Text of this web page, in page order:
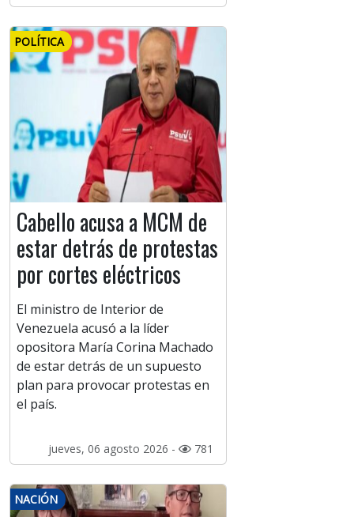
POLÍTICA
Cabello acusa a MCM de
estar detrás de protestas
por cortes eléctricos
El ministro de Interior de
Venezuela acusó a la líder
opositora María Corina Machado
de estar detrás de un supuesto
plan para provocar protestas en
el país.
jueves, 06 agosto 2026 - 781
NACIÓN